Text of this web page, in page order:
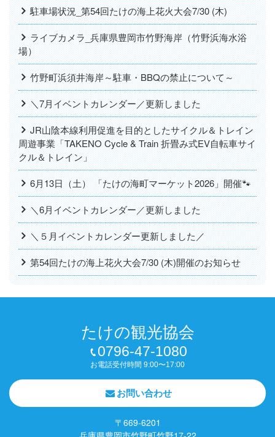
駐車場状況_第54回たけの海上花火大会7/30 (木)
ライブカメラ_兵庫県豊岡市竹野海岸（竹野浜海水浴
場）
竹野町浜須井海岸～駐車・BBQの禁止について～
＼7月イベントカレンダー／更新しました
JR山陰本線利用促進を目的としたサイクル＆トレイン
周遊事業「TAKENO Cycle & Train 折畳み式EV自転車サイ
クル＆トレイン」
6月13日（土） 「たけの海町マーケット2026」開催🐾
＼6月イベントカレンダー／更新しました
＼５月イベントカレンダー更新しました／
第54回たけの海上花火大会7/30 (木)開催のお知らせ
たけの観光協会
0796-47-1080
お電話受付時間 9:00〜17:00
お問い合わせ
〒669-6201